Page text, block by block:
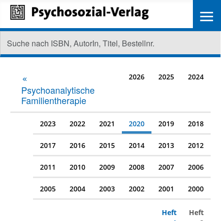
Psychoanalytische
Familientherapie
2026 2025 2024
2023 2022 2021 2020 2019 2018
2017 2016 2015 2014 2013 2012
2011 2010 2009 2008 2007 2006
2005 2004 2003 2002 2001 2000
Heft
Heft
≡